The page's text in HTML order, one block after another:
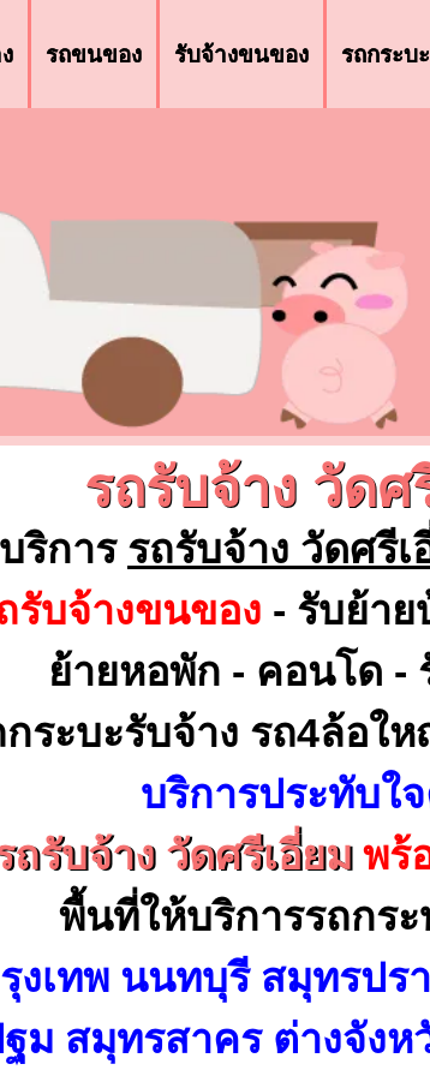
รถขนของ รับจ้างขนของ รถกระบ
รถรับจ้าง วัดศ
บริการ รถรับจ้าง วัดศรีเ
รับจ้างขนของ - รับย้าย
ย้ายหอพัก - คอนโด -
ระบะรับจ้าง รถ4ล้อใ
บริการประทับใ
ถรับจ้าง วัดศรีเอี่ยม พร้
พื้นที่ให้บริการรถกระ
งเทพ นนทบุรี สมุทรปร
ม สมุทรสาคร ต่างจังห